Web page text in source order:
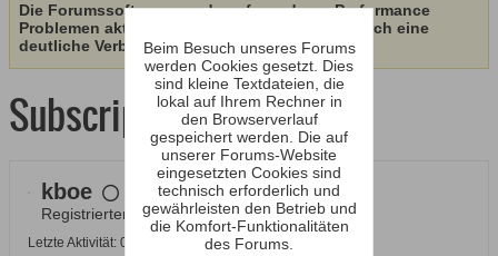
Die Forumssoftware wurde aufgrund von Performance
Problemen aktualisiert. Wir erhoffen uns dadurch eine
deutliche Verbesserung.
Subscription
kboe
Registrierter Benutzer
Letzte Aktivität: 08.08.2026, 16:58
Beim Besuch unseres Forums
werden Cookies gesetzt. Dies
sind kleine Textdateien, die
lokal auf Ihrem Rechner in
den Browserverlauf
gespeichert werden. Die auf
unserer Forums-Website
eingesetzten Cookies sind
technisch erforderlich und
gewährleisten den Betrieb und
die Komfort-Funktionalitäten
des Forums.